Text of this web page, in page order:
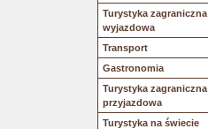
Turystyka zagraniczna
wyjazdowa
Transport
Gastronomia
Turystyka zagraniczna
przyjazdowa
Turystyka na świecie